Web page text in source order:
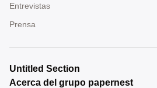
Entrevistas
Prensa
Untitled Section
Acerca del grupo papernest